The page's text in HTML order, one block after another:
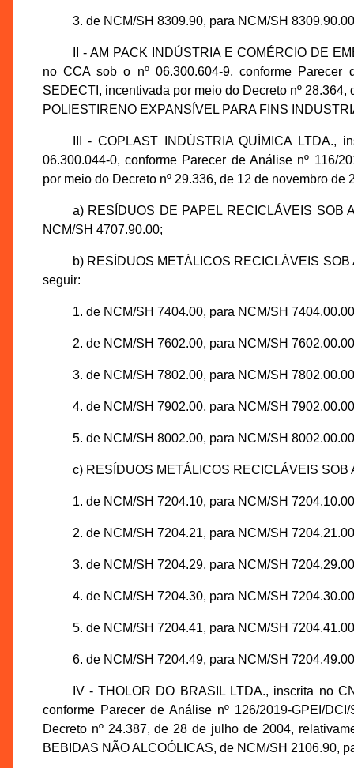
3. de NCM/SH 8309.90, para NCM/SH
II - AM PACK INDÚSTRIA E COMÉRCIO DE
no CCA sob o nº 06.300.604-9, conforme Parecer
SEDECTI, incentivada por meio do Decreto nº
POLIESTIRENO EXPANSÍVEL PARA FINS
III - COPLAST INDÚSTRIA QUÍMICA
06.300.044-0, conforme Parecer de Análise nº 116/
por meio do Decreto nº 29.336, de 12 de novembro
a) RESÍDUOS DE PAPEL RECICLÁVEIS SOB
NCM/SH 4707.90.00;
b) RESÍDUOS METÁLICOS RECICLÁVEIS
seguir:
1. de NCM/SH 7404.00, para NCM/SH
2. de NCM/SH 7602.00, para NCM/SH
3. de NCM/SH 7802.00, para NCM/SH
4. de NCM/SH 7902.00, para NCM/SH
5. de NCM/SH 8002.00, para NCM/SH
c) RESÍDUOS METÁLICOS RECICLÁVEIS SOB
1. de NCM/SH 7204.10, para NCM/SH
2. de NCM/SH 7204.21, para NCM/SH
3. de NCM/SH 7204.29, para NCM/SH
4. de NCM/SH 7204.30, para NCM/SH
5. de NCM/SH 7204.41, para NCM/SH
6. de NCM/SH 7204.49, para NCM/SH
IV - THOLOR DO BRASIL LTDA., inscrita no
conforme Parecer de Análise nº 126/2019-GPEI/
Decreto nº 24.387, de 28 de julho de 2004,
BEBIDAS NÃO ALCOÓLICAS, de NCM/SH 2106.90,